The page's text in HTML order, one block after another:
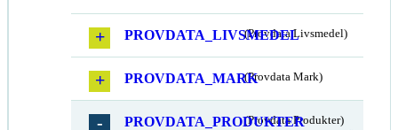
PROVDATA_LIVSMEDEL
(Provdata Livsmedel)
PROVDATA_MARK(Provdata Mark)
PROVDATA_PRODUKTER
(Provdata Produkter)